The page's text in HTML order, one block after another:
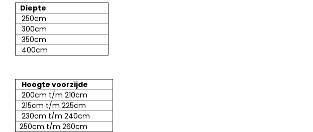
Diepte
250cm
300cm
350cm
400cm
Hoogte voorzijde
200cm t/m 210cm
215cm t/m 225cm
230cm t/m 240cm
250cm t/m 260cm